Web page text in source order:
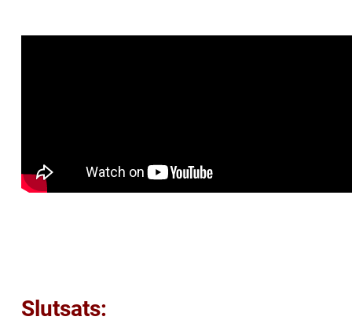
Slutsats: